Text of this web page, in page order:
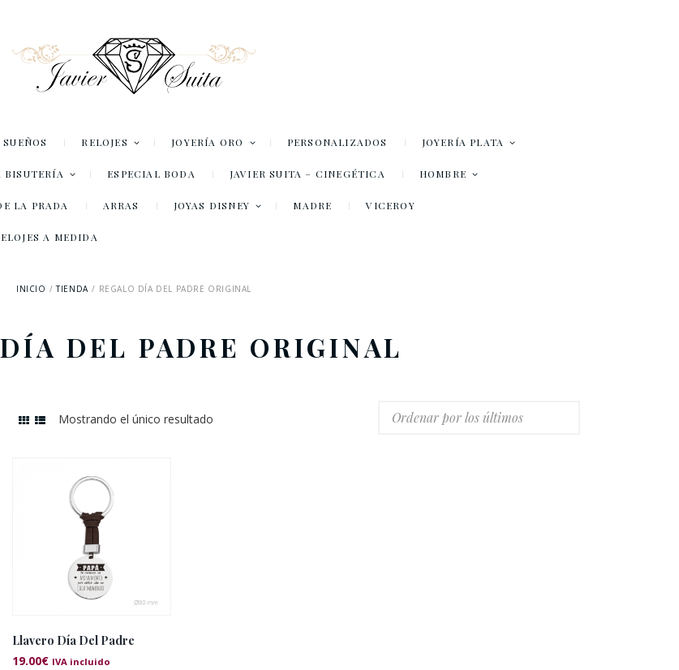
RELOJES JOYERÍA ORO PERSONALIZADOS JOYERÍA PLATA
BISUTERÍA ESPECIAL BODA JAVIER SUITA – CINEGÉTICA HOMBRE
LA PRADA ARRAS JOYAS DISNEY MADRE VICEROY
A MEDIDA
INICIO TIENDA REGALO DÍA DEL PADRE ORIGINAL
DEL PADRE ORIGINAL
Mostrando el único resultado
Llavero Día Del Padre
19.00€ IVA incluido